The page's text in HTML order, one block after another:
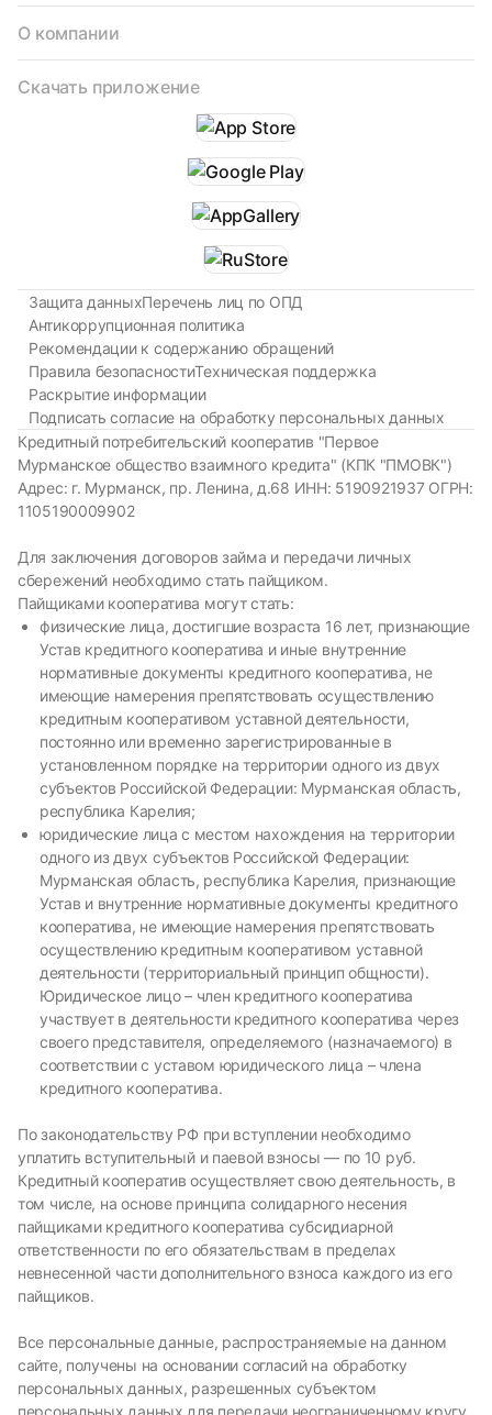
О компании
Скачать приложение
Защита данныхПеречень лиц по ОПД
Антикоррупционная политика
Рекомендации к содержанию обращений
Правила безопасностиТехническая поддержка
Раскрытие информации
Подписать согласие на обработку персональных данных
Кредитный потребительский кооператив "Первое
Мурманское общество взаимного кредита" (КПК "ПМОВК")
Адрес: г. Мурманск, пр. Ленина, д.68 ИНН: 5190921937 ОГРН:
1105190009902
Для заключения договоров займа и передачи личных
сбережений необходимо стать пайщиком.
Пайщиками кооператива могут стать:
физические лица, достигшие возраста 16 лет, признающие
Устав кредитного кооператива и иные внутренние
нормативные документы кредитного кооператива, не
имеющие намерения препятствовать осуществлению
кредитным кооперативом уставной деятельности,
постоянно или временно зарегистрированные в
установленном порядке на территории одного из двух
субъектов Российской Федерации: Мурманская область,
республика Карелия;
юридические лица с местом нахождения на территории
одного из двух субъектов Российской Федерации:
Мурманская область, республика Карелия, признающие
Устав и внутренние нормативные документы кредитного
кооператива, не имеющие намерения препятствовать
осуществлению кредитным кооперативом уставной
деятельности (территориальный принцип общности).
Юридическое лицо – член кредитного кооператива
участвует в деятельности кредитного кооператива через
своего представителя, определяемого (назначаемого) в
соответствии с уставом юридического лица – члена
кредитного кооператива.
По законодательству РФ при вступлении необходимо
уплатить вступительный и паевой взносы — по 10 руб.
Кредитный кооператив осуществляет свою деятельность, в
том числе, на основе принципа солидарного несения
пайщиками кредитного кооператива субсидиарной
ответственности по его обязательствам в пределах
невнесенной части дополнительного взноса каждого из его
пайщиков.
Все персональные данные, распространяемые на данном
сайте, получены на основании согласий на обработку
персональных данных, разрешенных субъектом
персональных данных для передачи неограниченному кругу